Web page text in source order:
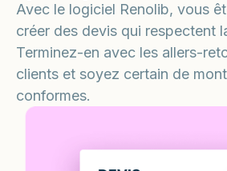
Avec le logiciel Renolib, vous
créer des devis qui respectent
Terminez-en avec les allers-
clients et soyez certain de
conformes.